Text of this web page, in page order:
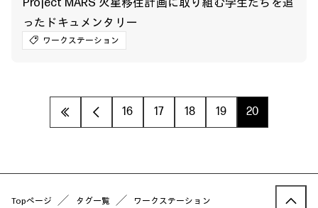
ったドキュメンタリー
ワークステーション
« ‹ 16 17 18 19 20
Topページ タグ一覧 ワークステーション